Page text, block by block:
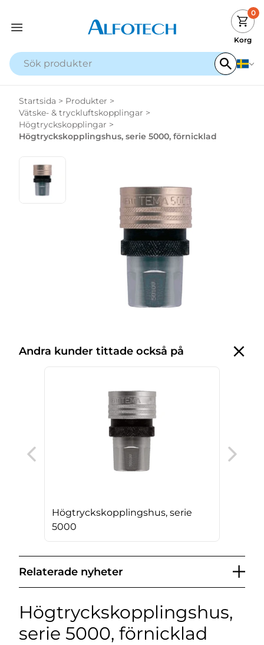
0
Korg
Startsida > Produkter >
Vätske- & tryckluftskopplingar >
Högtryckskopplingar >
Högtryckskopplingshus, serie 5000, förnicklad
Andra kunder tittade också på
Högtryckskopplingshus, serie
5000
Relaterade nyheter
Högtryckskopplingshus,
serie 5000, förnicklad